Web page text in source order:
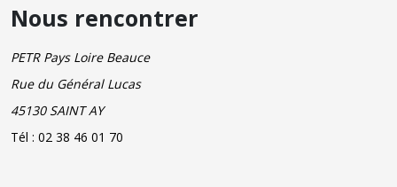
Nous rencontrer
PETR Pays Loire Beauce
Rue du Général Lucas
45130 SAINT AY
Tél : 02 38 46 01 70